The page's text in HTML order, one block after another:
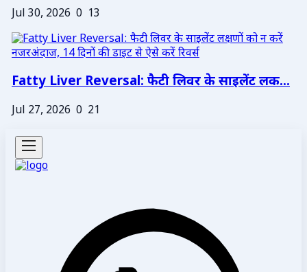
Jul 30, 2026 0 13
Fatty Liver Reversal: फैटी लिवर के साइलेंट लक...
Jul 27, 2026 0 21